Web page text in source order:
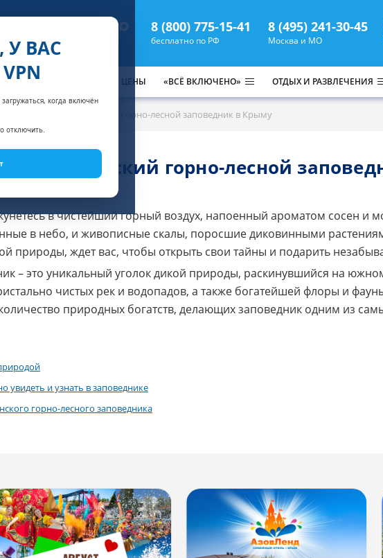
ВАС
когда включён
отключить.
8 (800) 775-15-41
бесплатно по РФ
8 (495) 241-30-45
Москва и МО
АКЦИИ НОМЕРА И ЦЕНЫ «ВСЁ ВКЛЮЧЕНО» ОТДЫХ И РАЗВЛЕЧЕНИЯ
Ялтинский горно-лесной заповедник в Крыму
Ялтинский горно-лесной
в чистейший горный воздух, напоенный ароматом сосен и
в небо, и живописные скалы, поросшие диковинными
природы, ждет вас, чтобы открыть свои тайны и подарить
– это уникальный уголок дикой природы, раскинувшийся на
чистых рек и водопадов, а также богатейшей флоры и
природных богатств, делающих заповедник одним из
увидеть и узнать в заповеднике
горно-лесного заповедника